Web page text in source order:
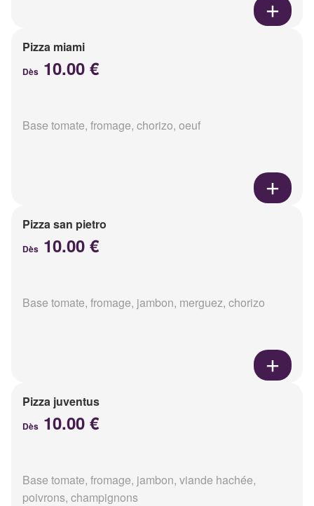
Pizza miami
Dès 10.00 €
Base tomate, fromage, chorizo, oeuf
Pizza san pietro
Dès 10.00 €
Base tomate, fromage, jambon, merguez, chorizo
Pizza juventus
Dès 10.00 €
Base tomate, fromage, jambon, viande hachée,
poivrons, champignons